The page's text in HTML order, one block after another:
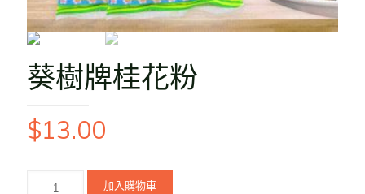
葵樹牌桂花粉
$13.00
加入購物車